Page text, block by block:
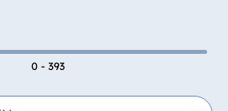
0 - 393